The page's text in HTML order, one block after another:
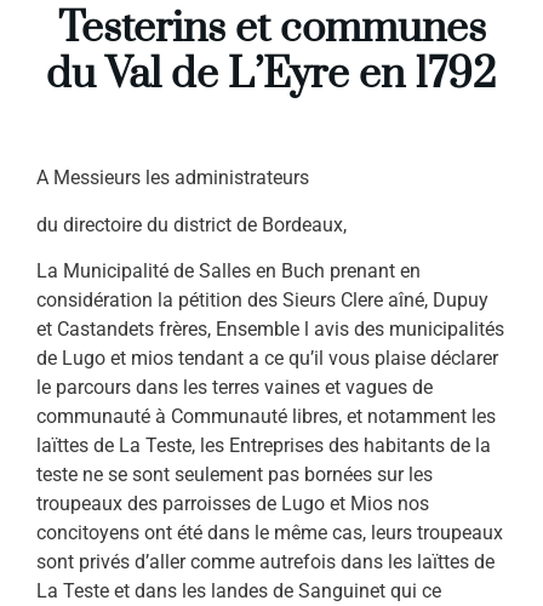
Testerins et communes
du Val de L’Eyre en 1792
A Messieurs les administrateurs
du directoire du district de Bordeaux,
La Municipalité de Salles en Buch prenant en
considéra­tion la pétition des Sieurs Clere aîné, Dupuy
et Castandets frè­res, Ensemble l avis des municipalités
de Lugo et mios tendant a ce qu’il vous plaise déclarer
le parcours dans les terres vaines et vagues de
communauté à Communauté libres, et notamment les
laïttes de La Teste, les Entreprises des habitants de la
teste ne se sont seulement pas bornées sur les
troupeaux des parroisses de Lugo et Mios nos
concitoyens ont été dans le même cas, leurs troupeaux
sont privés d’aller comme autrefois dans les laïttes de
La Teste et dans les landes de Sanguinet qui ce